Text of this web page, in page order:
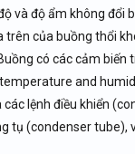
và độ ẩm không đổi
của buồng thổi
có các cảm
and
các lệnh điều khiển
tụ (condenser tube),